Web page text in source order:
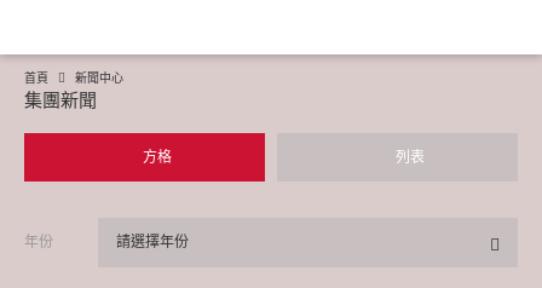
首頁 新聞中心
集團新聞
方格 列表
年份 請選擇年份